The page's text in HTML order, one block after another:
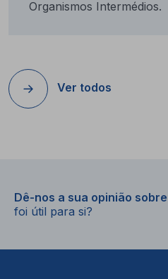
Organismos Intermédios.
Ver todos
Dê-nos a sua opinião
foi útil para si?